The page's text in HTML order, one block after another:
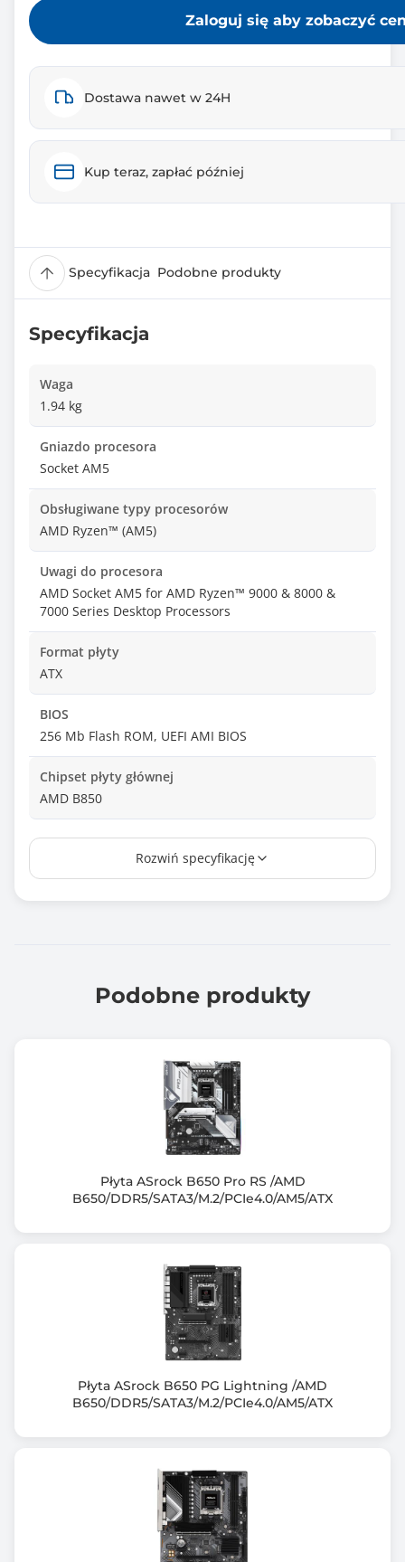
Zaloguj się aby zobaczyć
Dostawa nawet w 24H
Kup teraz, zapłać później
Specyfikacja Podobne produkty
Specyfikacja
Waga
1.94 kg
Gniazdo procesora
Socket AM5
Obsługiwane typy procesorów
AMD Ryzen™ (AM5)
Uwagi do procesora
AMD Socket AM5 for AMD Ryzen™ 9000 & 8000 &
7000 Series Desktop Processors
Format płyty
ATX
BIOS
256 Mb Flash ROM, UEFI AMI BIOS
Chipset płyty głównej
AMD B850
Ilość złącz pamięci DDR5
Maksymalna wielkość pamięci
Dual Channel
Uwagi do pamięci RAM
Supports AMD Extended Profiles for Overclocking
ASUS Enhanced Memory Profile (AEMP)
Adjustments will be made based on the
specifications of mass-produced
Supported memory types, data rate (speed), and
depending on the CPU and memory configuration, for
please refer to CPU/Memory Support list under the
Support tab of product
information site or visit
Zintegrowany kontroler SATA
Chipset+CPU: 4x SATA III 6Gb/s + 3x M.2
Uwagi do kontrolera SATA
AMD Ryzen™ 9000 & 7000 Series Desktop Processors:
- M.2_1 slot (Key M), type 2280 (supports PCIe 5.0 x4
- M.2_2 slot (Key M), type 2242/2260/2280/22110
Rozwiń specyfikację
Podobne produkty
Płyta ASrock B650 Pro RS /AMD
B650/DDR5/SATA3/M.2/PCIe4.0/AM5/ATX
Płyta ASrock B650 PG Lightning /AMD
B650/DDR5/SATA3/M.2/PCIe4.0/AM5/ATX